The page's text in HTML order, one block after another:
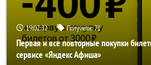
19:02:30 Получили:71
Первая и все повторные покупки
сервисе «Яндекс Афиша»